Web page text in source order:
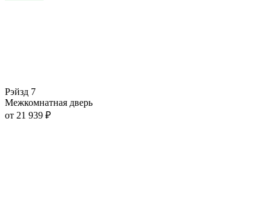
Рэйзд 7
Межкомнатная дверь
от 21 939 ₽